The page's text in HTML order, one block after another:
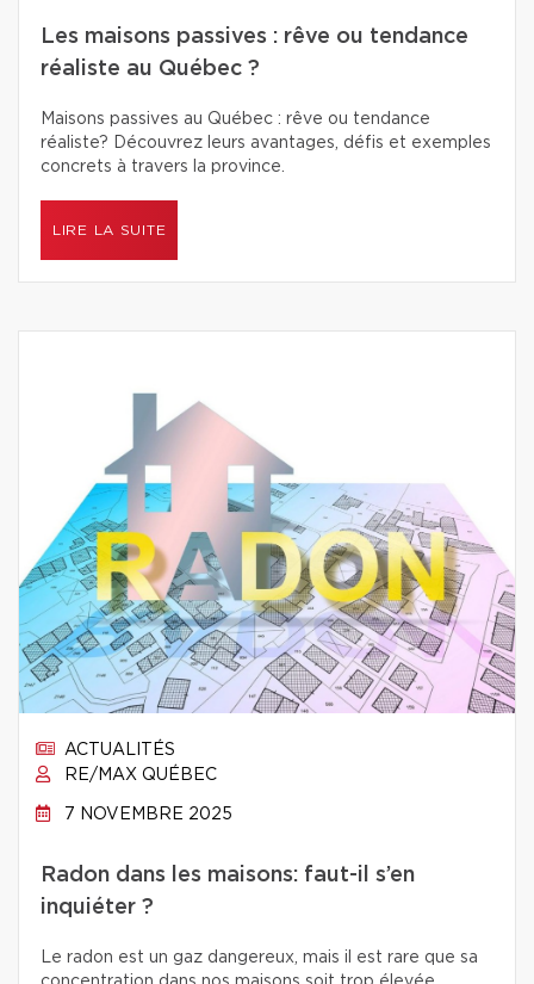
Les maisons passives : rêve ou tendance
réaliste au Québec ?
Maisons passives au Québec : rêve ou tendance
réaliste? Découvrez leurs avantages, défis et exemples
concrets à travers la province.
LIRE LA SUITE
ACTUALITÉS
RE/MAX QUÉBEC
7 NOVEMBRE 2025
Radon dans les maisons: faut-il s’en
inquiéter ?
Le radon est un gaz dangereux, mais il est rare que sa